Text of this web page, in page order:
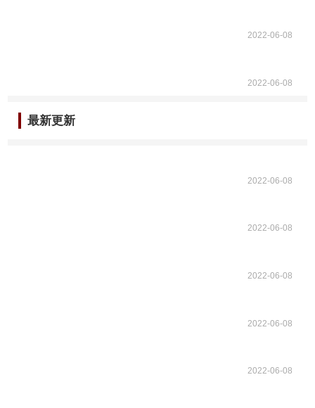
2022-06-08
2022-06-08
最新更新
2022-06-08
2022-06-08
2022-06-08
2022-06-08
2022-06-08